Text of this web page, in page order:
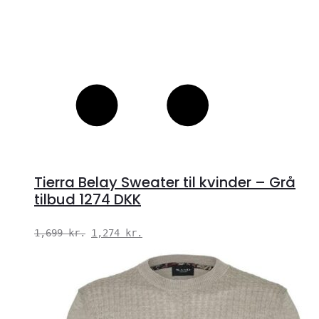
Tierra Belay Sweater til kvinder – Grå
tilbud 1274 DKK
1,699kr. Den
pris
var:
1,274 kr.
aktuelle
pris
er: